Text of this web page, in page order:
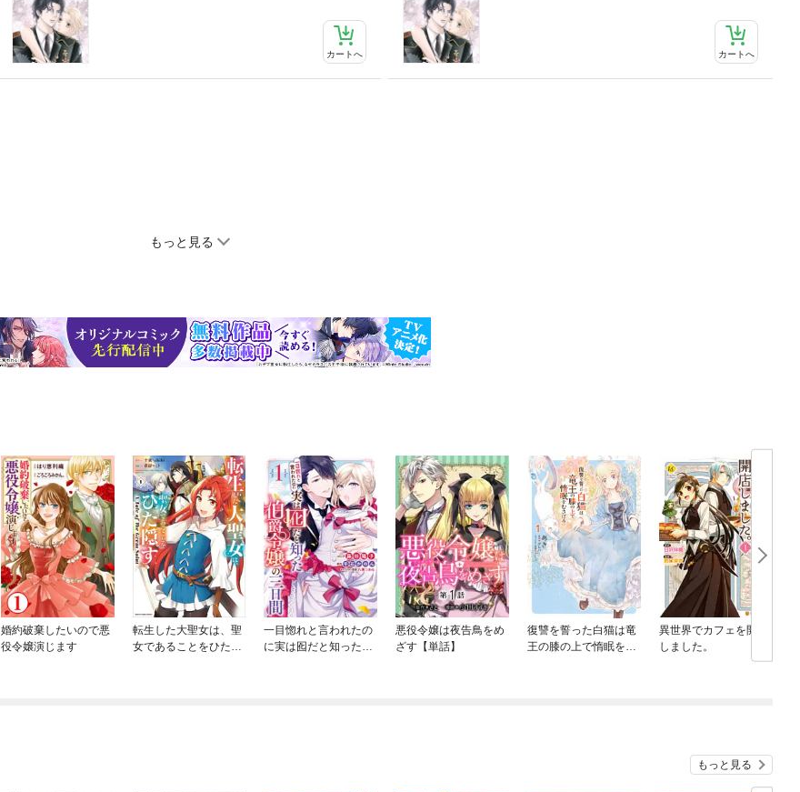
カートへ カートへ
もっと見る
婚約破棄したいので悪
役令嬢演じます
転生した大聖女は、聖
女であることをひた隠
一目惚れと言われたの
に実は囮だと知った伯
悪役令嬢は夜告鳥をめ
ざす【単話】
復讐を誓った白猫は竜
王の膝の上で惰眠をむ
異世界でカフェを開店
しました。
もっと見る